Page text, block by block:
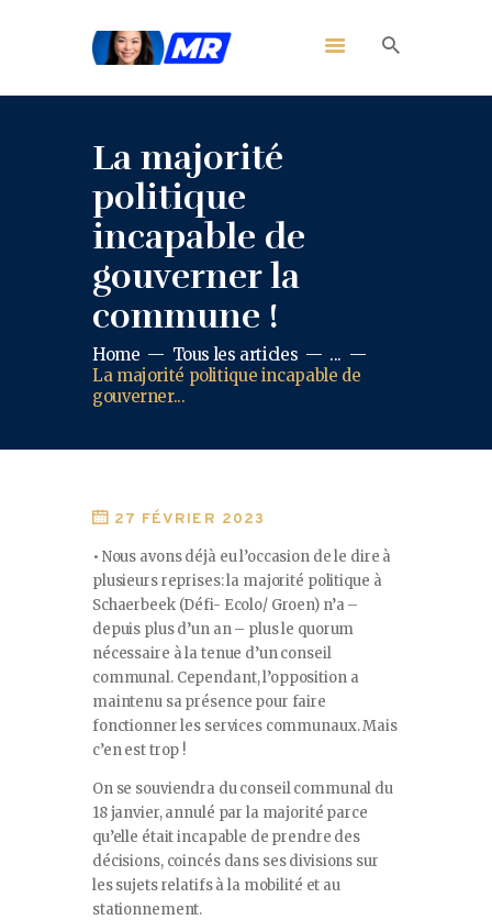
La majorité
politique
incapable de
gouverner la
commune !
Home Tous les articles
...
La majorité politique incapable de
gouverner...
27 FÉVRIER 2023
• Nous avons déjà eu l’occasion de le dire à
plusieurs reprises: la majorité politique à
Schaerbeek (Défi- Ecolo/ Groen) n’a –
depuis plus d’un an – plus le quorum
nécessaire à la tenue d’un conseil
communal. Cependant, l’opposition a
maintenu sa présence pour faire
fonctionner les services communaux. Mais
c’en est trop !
On se souviendra du conseil communal du
18 janvier, annulé par la majorité parce
qu’elle était incapable de prendre des
décisions, coincés dans ses divisions sur
les sujets relatifs à la mobilité et au
stationnement.